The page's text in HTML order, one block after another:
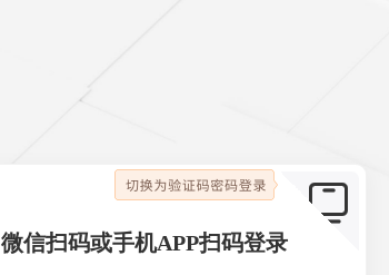

微信扫码或手机APP扫码登录